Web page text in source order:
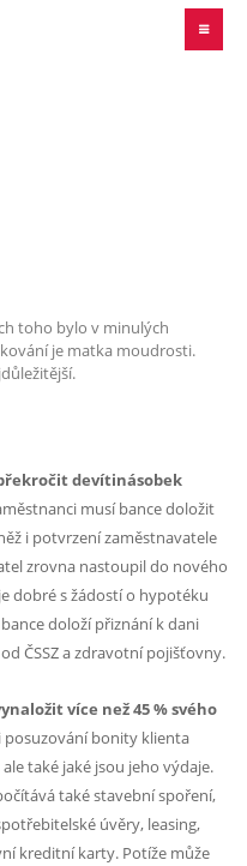
toho bylo v minulých
je matka moudrosti.
devítinásobek
musí bance doložit
i potvrzení zaměstnavatele
zrovna nastoupil do nového
dobré s žádostí o hypotéku
doloží přiznání k dani
ČSSZ a zdravotní pojišťovny.
více než 45 % svého
posuzování bonity klienta
také jaké jsou jeho výdaje.
také stavební spoření,
úvěry, leasing,
kreditní karty. Potíže může